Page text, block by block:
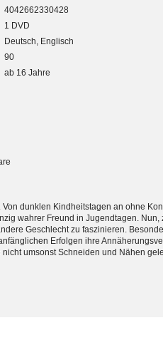
4042662330428
1 DVD
Deutsch, Englisch
90
ab 16 Jahre
dunklen Kindheitstagen an ohne
wahrer Freund in Jugendtagen. Nun,
Geschlecht zu faszinieren.
Erfolgen ihre
umsonst Schneiden und Nähen